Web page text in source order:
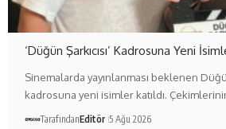
‘Düğün Şarkıcısı’ Kadrosuna Yeni
Sinemalarda yayınlanması beklenen
kadrosuna yeni isimler katıldı.
TarafındanEditör 5 Ağu 2026